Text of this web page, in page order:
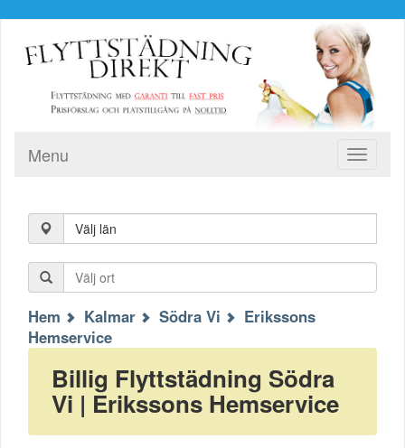
Toggle
Menu
Välj län
Hem Kalmar Södra Vi
Erikssons
Hemservice
Billig Flyttstädning Södra
Vi | Erikssons Hemservice